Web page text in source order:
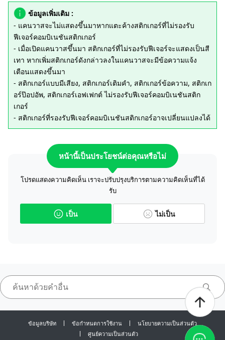
ข้อมูลเพิ่มเติม :
- แคนวาสจะไม่แสดงขึ้นมาหากแตะค้างสติกเกอร์ที่ไม่รองรับ
ฟีเจอร์คอมบิเนชันสติกเกอร์
- เมื่อเปิดแคนวาสขึ้นมา สติกเกอร์ที่ไม่รองรับฟีเจอร์จะแสดงเป็นสี
เทา หากเพิ่มสติกเกอร์ดังกล่าวลงในแคนวาสจะมีข้อความแจ้ง
เตือนแสดงขึ้นมา
- สติกเกอร์แบบมีเสียง, สติกเกอร์เติมคำ, สติกเกอร์ข้อความ, สติกเก
อร์ป๊อปอัพ, สติกเกอร์เอฟเฟกต์ ไม่รองรับฟีเจอร์คอมบิเนชันสติก
เกอร์
- สติกเกอร์ที่รองรับฟีเจอร์คอมบิเนชันสติกเกอร์อาจเปลี่ยนแปลงได้
หน้านี้เป็นประโยชน์ต่อคุณหรือไม่
โปรดแสดงความคิดเห็น เราจะปรับปรุงบริการตามความคิดเห็นที่ได้
รับ
เป็น ไม่เป็น
ข้อมูลบริษัท ข้อกำหนดการใช้งาน
นโยบายความเป็นส่วนตัว
ศูนย์ความเป็นส่วนตัว